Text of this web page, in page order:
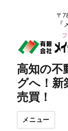
〒
高知の
グへ！新
売買！
メニュー